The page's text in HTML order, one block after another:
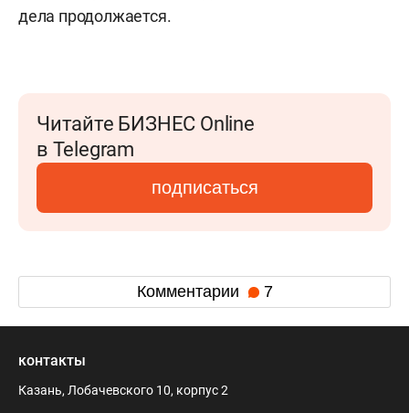
дела продолжается.
Читайте БИЗНЕС Online
в Telegram
подписаться
Комментарии 7
контакты
Казань, Лобачевского 10, корпус 2